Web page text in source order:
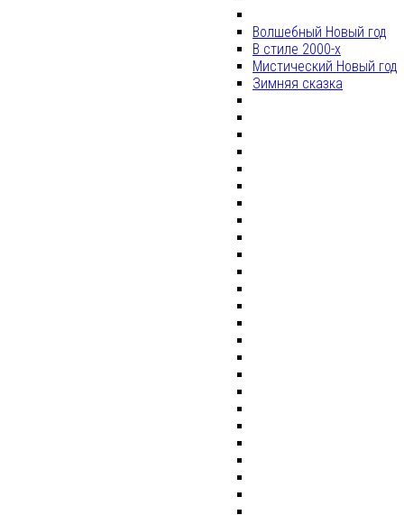
Волшебный Новый год
В стиле 2000-х
Мистический Новый год
Зимняя сказка